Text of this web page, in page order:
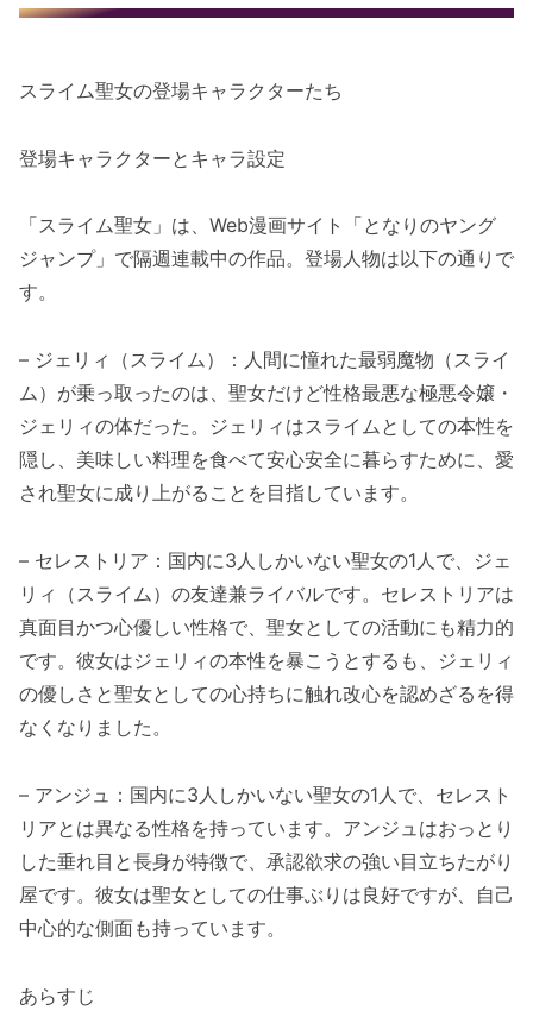
スライム聖女の登場キャラクターたち
登場キャラクターとキャラ設定
「スライム聖女」は、Web漫画サイト「となりのヤング
ジャンプ」で隔週連載中の作品。登場人物は以下の通りで
す。
– ジェリィ（スライム）：人間に憧れた最弱魔物（スライ
ム）が乗っ取ったのは、聖女だけど性格最悪な極悪令嬢・
ジェリィの体だった。ジェリィはスライムとしての本性を
隠し、美味しい料理を食べて安心安全に暮らすために、愛
され聖女に成り上がることを目指しています。
– セレストリア：国内に3人しかいない聖女の1人で、ジェ
リィ（スライム）の友達兼ライバルです。セレストリアは
真面目かつ心優しい性格で、聖女としての活動にも精力的
です。彼女はジェリィの本性を暴こうとするも、ジェリィ
の優しさと聖女としての心持ちに触れ改心を認めざるを得
なくなりました。
– アンジュ：国内に3人しかいない聖女の1人で、セレスト
リアとは異なる性格を持っています。アンジュはおっとり
した垂れ目と長身が特徴で、承認欲求の強い目立ちたがり
屋です。彼女は聖女としての仕事ぶりは良好ですが、自己
中心的な側面も持っています。
あらすじ